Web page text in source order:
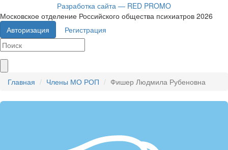
Разработка сайта — RED PROMO
Московское отделение Российского общества психиатров 2026
Авторизация
Регистрация
Главная Члены МО РОП Фишер Людмила Рубеновна